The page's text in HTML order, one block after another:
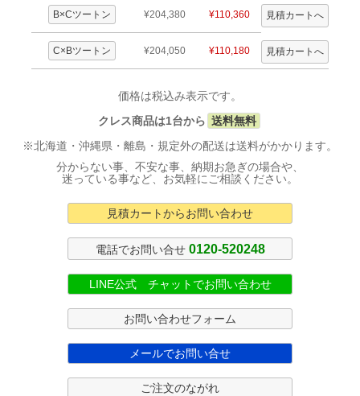
B×Cツートン ¥204,380 ¥110,360
C×Bツートン ¥204,050 ¥110,180
価格は税込み表示です。
クレス商品は1台から 送料無料
※北海道・沖縄県・離島・規定外の配送は送料がかかります。
分からない事、不安な事、納期お急ぎの場合や、
迷っている事など、お気軽にご相談ください。
見積カートからお問い合わせ
電話でお問い合せ 0120-520248
LINE公式 チャットでお問い合わせ
お問い合わせフォーム
メールでお問い合せ
ご注文のながれ